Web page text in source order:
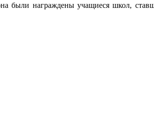
были награждены учащиеся школ,